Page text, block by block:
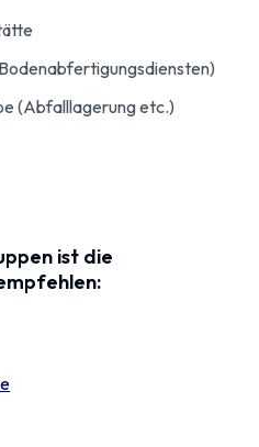
(Abfalllagerung etc.)
ist die